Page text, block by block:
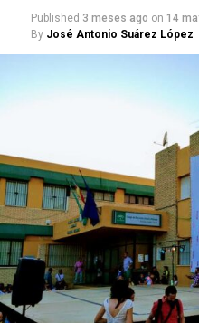
Published 3 meses ago on 14
By José Antonio Suárez López